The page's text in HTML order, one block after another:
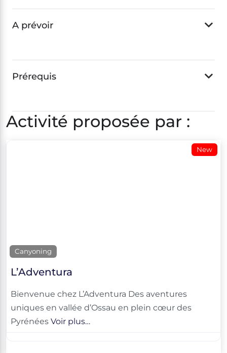
A prévoir
Prérequis
Activité proposée par :
New
Canyoning
L’Adventura
Bienvenue chez L’Adventura Des aventures
uniques en vallée d’Ossau en plein cœur des
Pyrénées Voir plus…